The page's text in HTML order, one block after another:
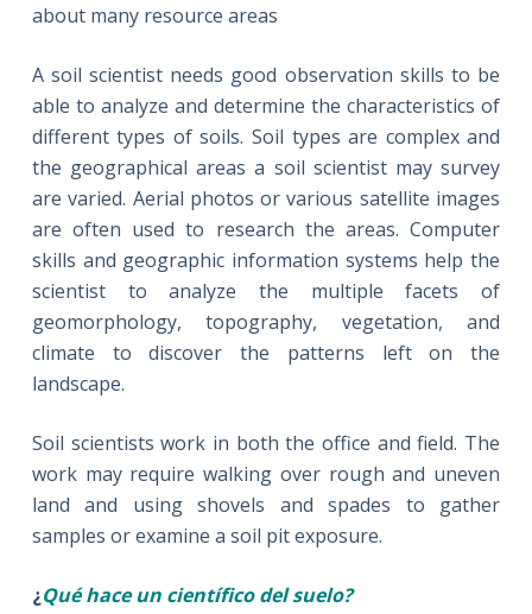
about many resource areas
A soil scientist needs good observation skills to be
able to analyze and determine the characteristics of
different types of soils. Soil types are complex and
the geographical areas a soil scientist may survey
are varied. Aerial photos or various satellite images
are often used to research the areas. Computer
skills and geographic information systems help the
scientist to analyze the multiple facets of
geomorphology, topography, vegetation, and
climate to discover the patterns left on the
landscape.
Soil scientists work in both the office and field. The
work may require walking over rough and uneven
land and using shovels and spades to gather
samples or examine a soil pit exposure.
¿Qué hace un científico del suelo?